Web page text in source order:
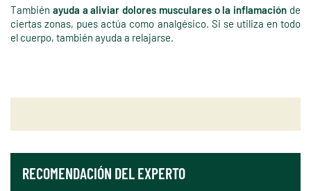
También ayuda a aliviar dolores musculares o la inflamación de
ciertas zonas, pues actúa como analgésico. Si se utiliza en todo
el cuerpo, también ayuda a relajarse.
RECOMENDACIÓN DEL EXPERTO